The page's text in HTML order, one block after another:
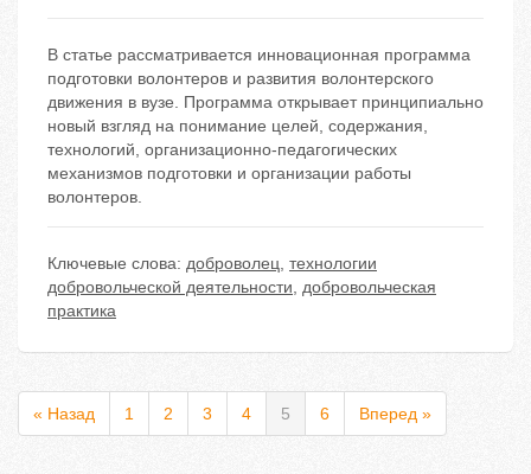
В статье рассматривается инновационная программа
подготовки волонтеров и развития волонтерского
движения в вузе. Программа открывает принципиально
новый взгляд на понимание целей, содержания,
технологий, организационно-педагогических
механизмов подготовки и организации работы
волонтеров.
Ключевые слова: доброволец, технологии
добровольческой деятельности, добровольческая
практика
« Назад 1 2 3 4 5 6 Вперед »